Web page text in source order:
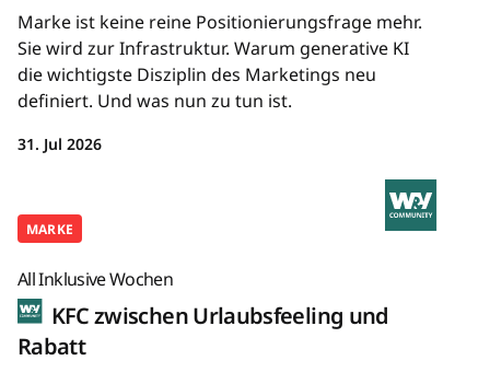
Marke ist keine reine Positionierungsfrage mehr.
Sie wird zur Infrastruktur. Warum generative KI
die wichtigste Disziplin des Marketings neu
definiert. Und was nun zu tun ist.
31. Jul 2026
MARKE
All Inklusive Wochen
KFC zwischen Urlaubsfeeling und
Rabatt